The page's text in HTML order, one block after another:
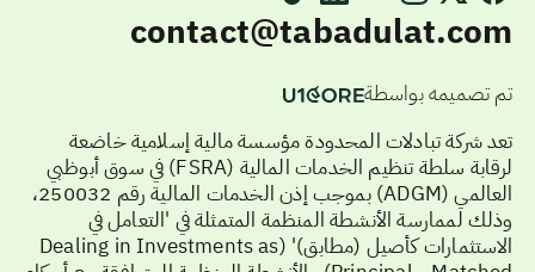
contact@tabadulat.com
تم تصميمه بواسطة
تعد شركة تبادلات المحدودة مؤسسة مالية إسلامية خاضعة
لرقابة سلطة تنظيم الخدمات المالية (FSRA) في سوق أبوظبي
العالمي (ADGM) بموجب إذن الخدمات المالية رقم 250032،
وذلك لممارسة الأنشطة المنظمة المتمثلة في 'التعامل في
الاستثمارات كأصيل (مطابق)' (Dealing in Investments as